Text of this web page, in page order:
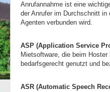
Anrufannahme ist eine
der Anrufer im Durchschnitt
Agenten verbunden wird.
ASP (Application Service
Mietsoftware, die beim
bedarfsgerecht genutzt und
ASR (Automatic Speech